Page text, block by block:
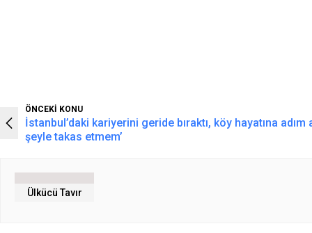
ÖNCEKİ KONU
İstanbul’daki kariyerini geride bıraktı, köy hayatına
şeyle takas etmem’
Ülkücü Tavır